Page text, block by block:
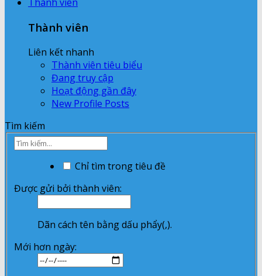
Thành viên
Liên kết nhanh
Thành viên tiêu biểu
Đang truy cập
Hoạt động gần đây
New Profile Posts
Tìm kiếm
Chỉ tìm trong tiêu đề
Được gửi bởi thành viên:
Dãn cách tên bằng dấu phẩy(,).
Mới hơn ngày: